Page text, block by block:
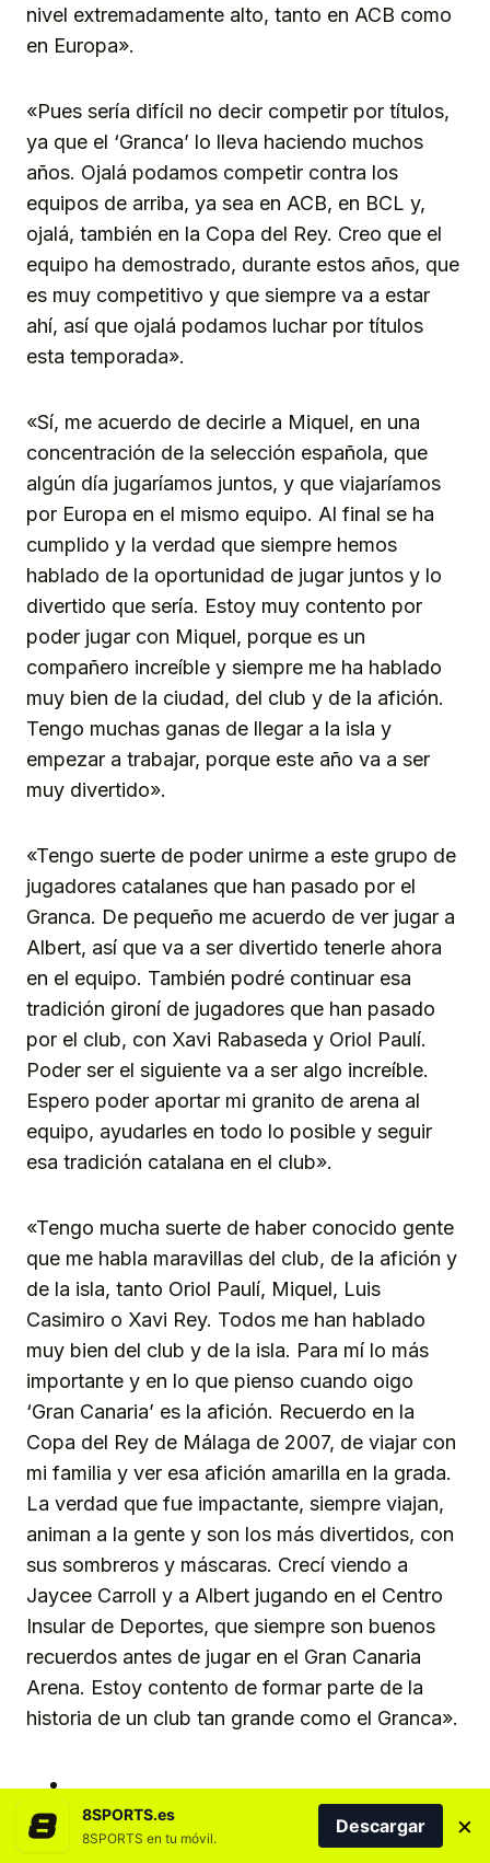
nivel extremadamente alto, tanto en ACB como
en Europa».
«Pues sería difícil no decir competir por títulos,
ya que el ‘Granca’ lo lleva haciendo muchos
años. Ojalá podamos competir contra los
equipos de arriba, ya sea en ACB, en BCL y,
ojalá, también en la Copa del Rey. Creo que el
equipo ha demostrado, durante estos años, que
es muy competitivo y que siempre va a estar
ahí, así que ojalá podamos luchar por títulos
esta temporada».
«Sí, me acuerdo de decirle a Miquel, en una
concentración de la selección española, que
algún día jugaríamos juntos, y que viajaríamos
por Europa en el mismo equipo. Al final se ha
cumplido y la verdad que siempre hemos
hablado de la oportunidad de jugar juntos y lo
divertido que sería. Estoy muy contento por
poder jugar con Miquel, porque es un
compañero increíble y siempre me ha hablado
muy bien de la ciudad, del club y de la afición.
Tengo muchas ganas de llegar a la isla y
empezar a trabajar, porque este año va a ser
muy divertido».
«Tengo suerte de poder unirme a este grupo de
jugadores catalanes que han pasado por el
Granca. De pequeño me acuerdo de ver jugar a
Albert, así que va a ser divertido tenerle ahora
en el equipo. También podré continuar esa
tradición gironí de jugadores que han pasado
por el club, con Xavi Rabaseda y Oriol Paulí.
Poder ser el siguiente va a ser algo increíble.
Espero poder aportar mi granito de arena al
equipo, ayudarles en todo lo posible y seguir
esa tradición catalana en el club».
«Tengo mucha suerte de haber conocido gente
que me habla maravillas del club, de la afición y
de la isla, tanto Oriol Paulí, Miquel, Luis
Casimiro o Xavi Rey. Todos me han hablado
muy bien del club y de la isla. Para mí lo más
importante y en lo que pienso cuando oigo
‘Gran Canaria’ es la afición. Recuerdo en la
Copa del Rey de Málaga de 2007, de viajar con
mi familia y ver esa afición amarilla en la grada.
La verdad que fue impactante, siempre viajan,
animan a la gente y son los más divertidos, con
sus sombreros y máscaras. Crecí viendo a
Jaycee Carroll y a Albert jugando en el Centro
Insular de Deportes, que siempre son buenos
recuerdos antes de jugar en el Gran Canaria
Arena. Estoy contento de formar parte de la
historia de un club tan grande como el Granca».
8SPORTS.es
8SPORTS en tu móvil.
Descargar ×